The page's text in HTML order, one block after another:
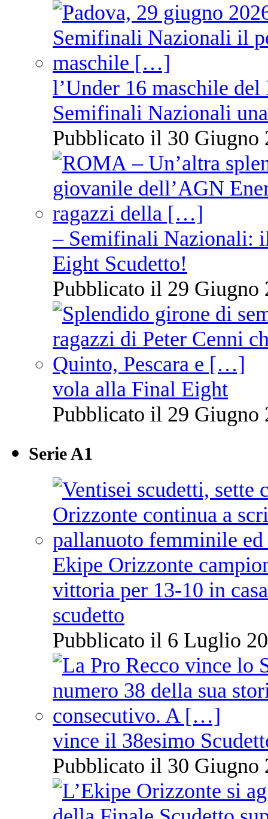
l’Under 16 maschile
Semifinali Nazionali
Pubblicato il 30 Giugno
– Semifinali Nazionali:
Eight Scudetto!
Pubblicato il 29 Giugno
vola alla Final Eight
Pubblicato il 29 Giugno
Serie A1
Ekipe Orizzonte
vittoria per 13-10 in
scudetto
Pubblicato il 6 Luglio
vince il 38esimo
Pubblicato il 30 Giugno